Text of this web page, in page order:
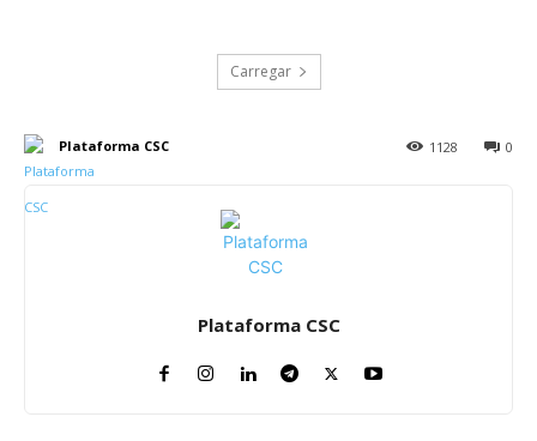
Carregar
Plataforma CSC 0
1128
Plataforma CSC